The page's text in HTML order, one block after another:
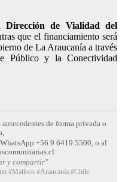
Dirección de Vialidad del
que el financiamiento será
de La Araucanía a través
Público y la Conectividad
de forma privada o
+56 9 6419 5500, o al
y compartir"
#Malleco #Araucanía #Chile